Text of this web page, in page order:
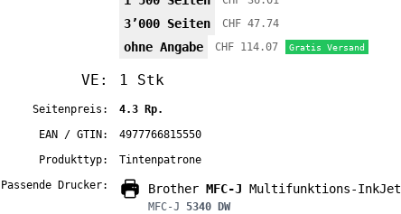
3’000 Seiten CHF 47.74
ohne Angabe CHF 114.07 Gratis Versand
VE: 1 Stk
Seitenpreis:
4.3 Rp.
EAN / GTIN:
4977766815550
Produkttyp:
Tintenpatrone
Passende Drucker:
Brother MFC-J Multifunktions-InkJet
MFC-J 5340 DW